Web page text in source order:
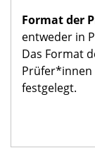
Format der
entweder in
Das Format
Prüfer*innen
festgelegt.